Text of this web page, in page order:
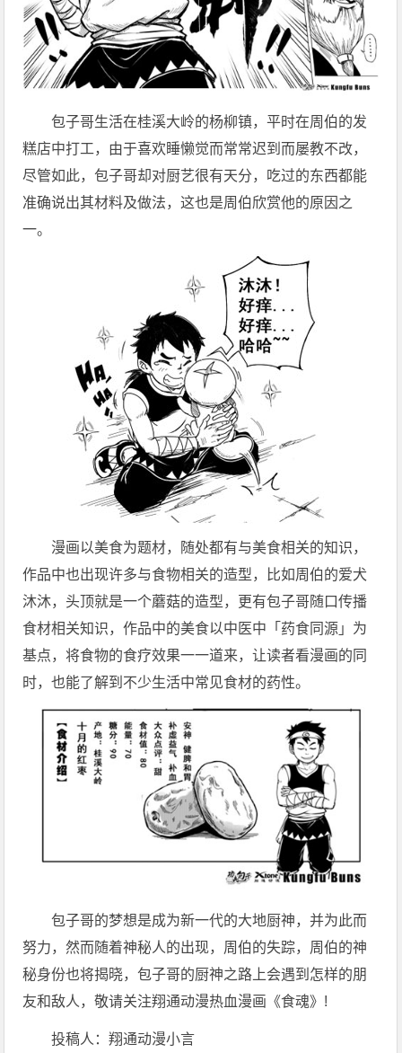
包子哥生活在桂溪大岭的杨柳镇，平时在周伯的发
糕店中打工，由于喜欢睡懒觉而常常迟到而屡教不改，
尽管如此，包子哥却对厨艺很有天分，吃过的东西都能
准确说出其材料及做法，这也是周伯欣赏他的原因之
一。
漫画以美食为题材，随处都有与美食相关的知识，
作品中也出现许多与食物相关的造型，比如周伯的爱犬
沐沐，头顶就是一个蘑菇的造型，更有包子哥随口传播
食材相关知识，作品中的美食以中医中「药食同源」为
基点，将食物的食疗效果一一道来，让读者看漫画的同
时，也能了解到不少生活中常见食材的药性。
包子哥的梦想是成为新一代的大地厨神，并为此而
努力，然而随着神秘人的出现，周伯的失踪，周伯的神
秘身份也将揭晓，包子哥的厨神之路上会遇到怎样的朋
友和敌人，敬请关注翔通动漫热血漫画《食魂》!
投稿人：翔通动漫小言